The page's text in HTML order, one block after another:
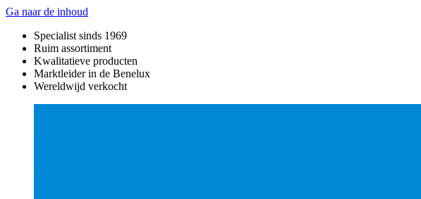
Ga naar de inhoud
Specialist sinds 1969
Ruim assortiment
Kwalitatieve producten
Marktleider in de Benelux
Wereldwijd verkocht